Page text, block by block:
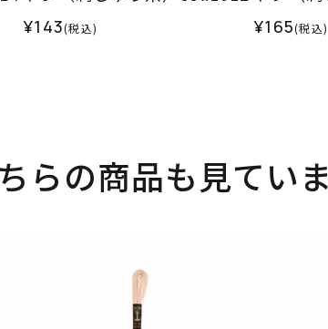
¥143(税込) ¥165(税込)
らの商品も見てい